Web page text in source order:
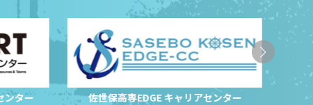
ンター 佐世保高専EDGE キャリアセンター